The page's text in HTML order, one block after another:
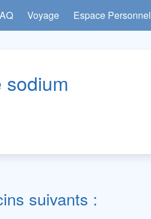
Voyage Espace Personnel
sodium
suivants :